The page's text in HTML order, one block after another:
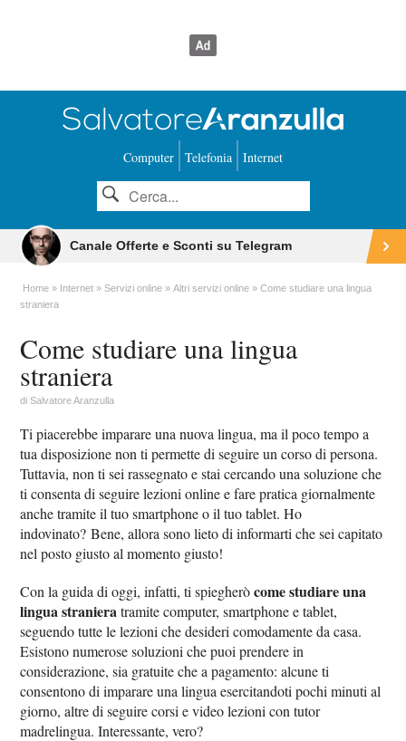
Computer Telefonia Internet
Canale Offerte e Sconti su Telegram
Home Internet Servizi online Altri servizi online
Come studiare una lingua
straniera
Come studiare una lingua
straniera
diSalvatore Aranzulla
Ti piacerebbe imparare una nuova lingua, ma il poco tempo a
tua disposizione non ti permette di seguire un corso di persona.
Tuttavia, non ti sei rassegnato e stai cercando una soluzione che
ti consenta di seguire lezioni online e fare pratica giornalmente
anche tramite il tuo smartphone o il tuo tablet. Ho
indovinato? Bene, allora sono lieto di informarti che sei capitato
nel posto giusto al momento giusto!
Con la guida di oggi, infatti, ti spiegheròcome studiare una
lingua stranieratramite computer, smartphone e tablet,
seguendo tutte le lezioni che desideri comodamente da casa.
Esistono numerose soluzioni che puoi prendere in
considerazione, sia gratuite che a pagamento: alcune ti
consentono di imparare una lingua esercitandoti pochi minuti al
giorno, altre di seguire corsi e video lezioni con tutor
madrelingua. Interessante, vero?